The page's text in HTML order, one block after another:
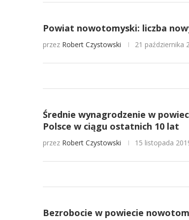
Powiat nowotomyski: liczba
przez Robert Czystowski 21 października
Średnie wynagrodzenie w
Polsce w ciągu ostatnich 10 lat
przez Robert Czystowski 15 listopada
Bezrobocie w powiecie